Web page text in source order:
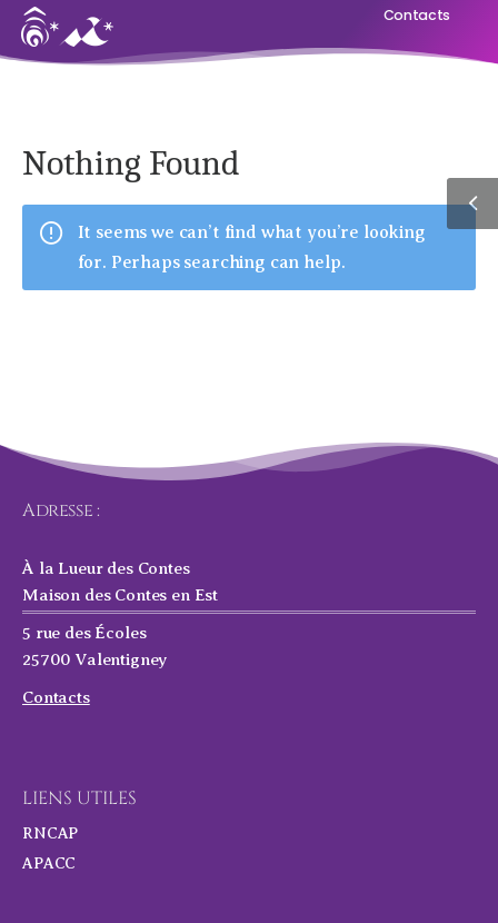
Contacts
Nothing Found
It seems we can’t find what you’re looking
for. Perhaps searching can help.
Adresse :
À la Lueur des Contes
Maison des Contes en Est
5 rue des Écoles
25700 Valentigney
Contacts
LIENS UTILES
RNCAP
APACC